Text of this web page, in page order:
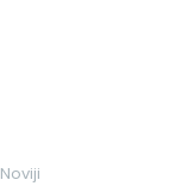
Noviji